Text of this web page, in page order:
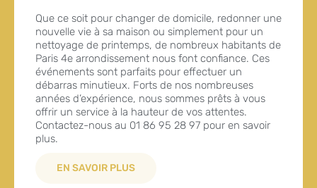
Que ce soit pour changer de domicile, redonner une
nouvelle vie à sa maison ou simplement pour un
nettoyage de printemps, de nombreux habitants de
Paris 4e arrondissement nous font confiance. Ces
événements sont parfaits pour effectuer un
débarras minutieux. Forts de nos nombreuses
années d’expérience, nous sommes prêts à vous
offrir un service à la hauteur de vos attentes.
Contactez-nous au 01 86 95 28 97 pour en savoir
plus.
EN SAVOIR PLUS